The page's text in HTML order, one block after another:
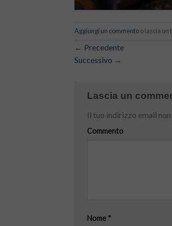
Aggiungi un commentoo lascia un
← Precedente
Successivo →
Lascia un
Il tuo indirizzo email non
Commento
Nome *